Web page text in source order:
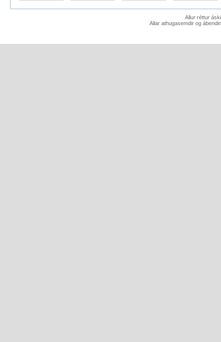
Allur réttur
Allar athugasemdir og